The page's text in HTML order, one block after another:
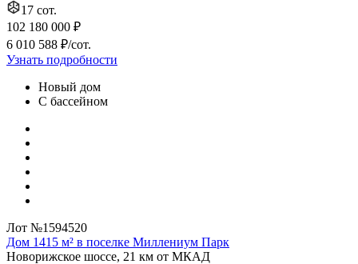
17 сот.
102 180 000 ₽
6 010 588 ₽/сот.
Узнать подробности
Новый дом
С бассейном
Лот №1594520
Дом 1415 м² в поселке Миллениум Парк
Новорижское шоссе, 21 км от МКАД